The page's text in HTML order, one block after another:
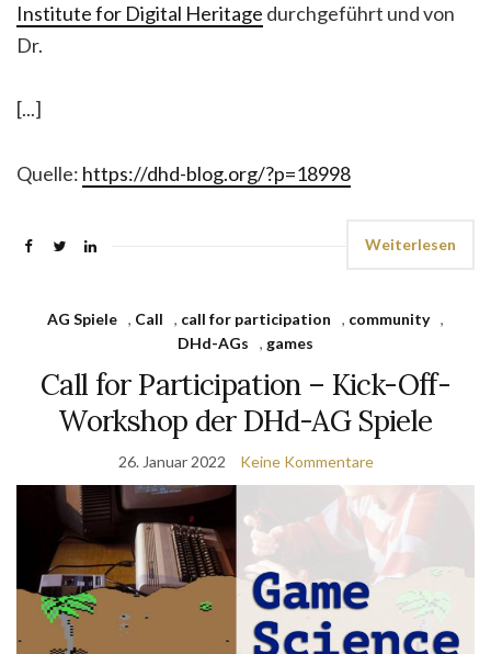
Institute for Digital Heritage durchgeführt und von
Dr.
[...]
Quelle: https://dhd-blog.org/?p=18998
Weiterlesen
AG Spiele , Call , call for participation , community ,
DHd-AGs
, games
Call for Participation – Kick-Off-
Workshop der DHd-AG Spiele
26. Januar 2022 Keine Kommentare